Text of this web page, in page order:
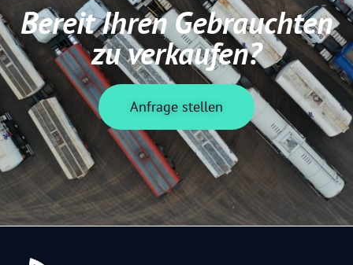
Bereit Ihren Gebrauchten
zu verkaufen?
Anfrage stellen